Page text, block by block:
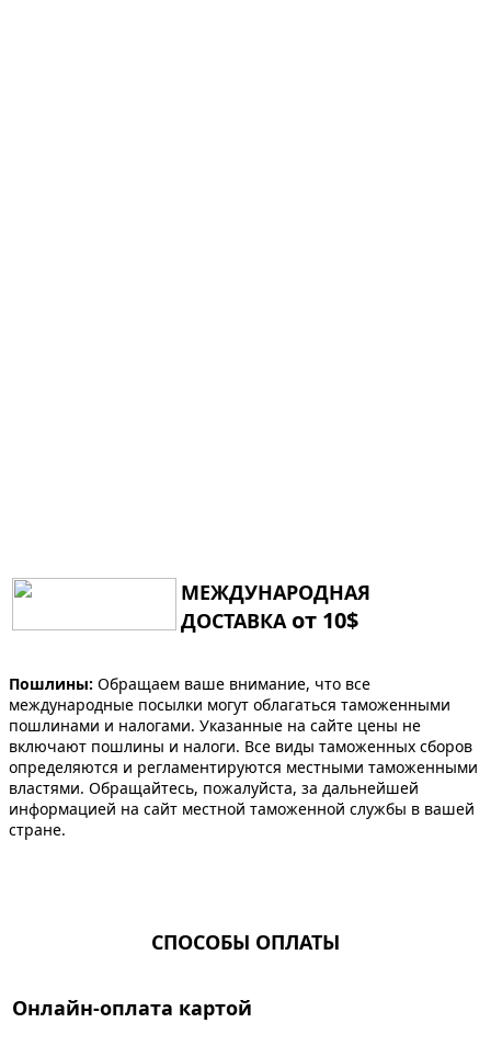
МЕЖДУНАРОДНАЯ
ДОСТАВКА от 10$
Пошлины: Обращаем ваше внимание, что все
международные посылки могут облагаться таможенными
пошлинами и налогами. Указанные на сайте цены не
включают пошлины и налоги. Все виды таможенных сборов
определяются и регламентируются местными таможенными
властями. Обращайтесь, пожалуйста, за дальнейшей
информацией на сайт местной таможенной службы в вашей
стране.
СПОСОБЫ ОПЛАТЫ
Онлайн-оплата картой